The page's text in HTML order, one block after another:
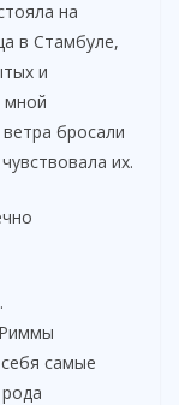
на
в Стамбуле,
и
мной
бросали
их.
самые